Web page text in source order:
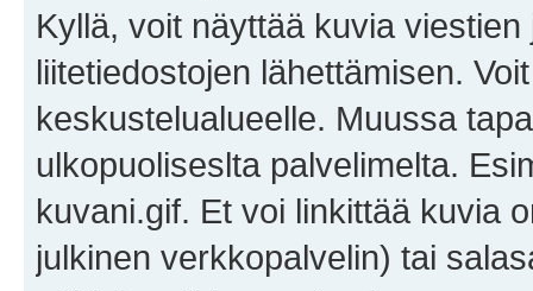
Kyllä, voit näyttää kuvia
liitetiedostojen lähettämisen.
keskustelualueelle. Muussa
ulkopuoliseslta palvelimelta.
kuvani.gif. Et voi linkittää kuvia
julkinen verkkopalvelin) tai